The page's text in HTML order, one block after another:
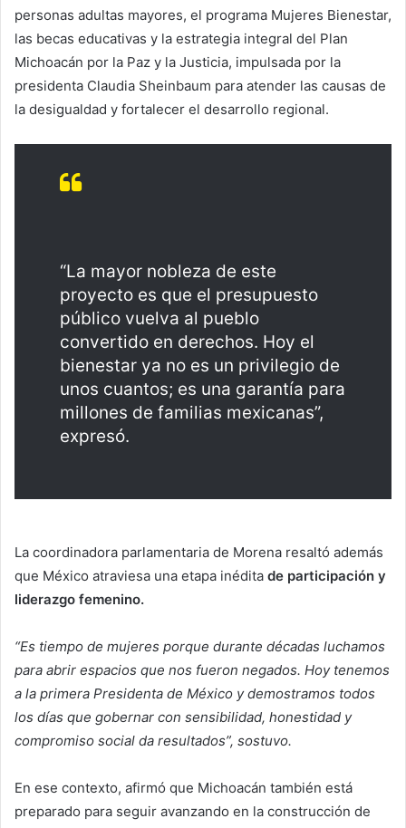
personas adultas mayores, el programa Mujeres Bienestar,
las becas educativas y la estrategia integral del Plan
Michoacán por la Paz y la Justicia, impulsada por la
presidenta Claudia Sheinbaum para atender las causas de
la desigualdad y fortalecer el desarrollo regional.
“La mayor nobleza de este
proyecto es que el presupuesto
público vuelva al pueblo
convertido en derechos. Hoy el
bienestar ya no es un privilegio de
unos cuantos; es una garantía para
millones de familias mexicanas”,
expresó.
La coordinadora parlamentaria de Morena resaltó además
que México atraviesa una etapa inédita de participación y
liderazgo femenino.
“Es tiempo de mujeres porque durante décadas luchamos
para abrir espacios que nos fueron negados. Hoy tenemos
a la primera Presidenta de México y demostramos todos
los días que gobernar con sensibilidad, honestidad y
compromiso social da resultados”, sostuvo.
En ese contexto, afirmó que Michoacán también está
preparado para seguir avanzando en la construcción de